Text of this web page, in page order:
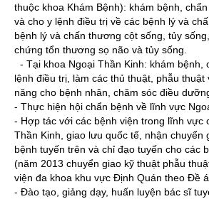
thuộc khoa Khám Bệnh): khám bệnh,
và cho y lệnh điều trị về các bệnh lý và
bệnh lý và chấn thương cột sống, tủy
chứng tổn thương sọ não và tủy sống.
- Tại khoa Ngoại Thần Kinh: khám bệnh,
lệnh điều trị, làm các thủ thuật, phẫu thuật
năng cho bệnh nhân, chăm sóc điều
- Thực hiện hội chẩn bệnh về lĩnh vực
- Hợp tác với các bệnh viện trong lĩnh vực
Thần Kinh, giao lưu quốc tế, nhận chuyển
bệnh tuyến trên và chỉ đạo tuyến cho các
(năm 2013 chuyển giao kỹ thuật phẫu
viện đa khoa khu vực Định Quán theo Đề
- Đào tạo, giảng dạy, huấn luyện bác sĩ